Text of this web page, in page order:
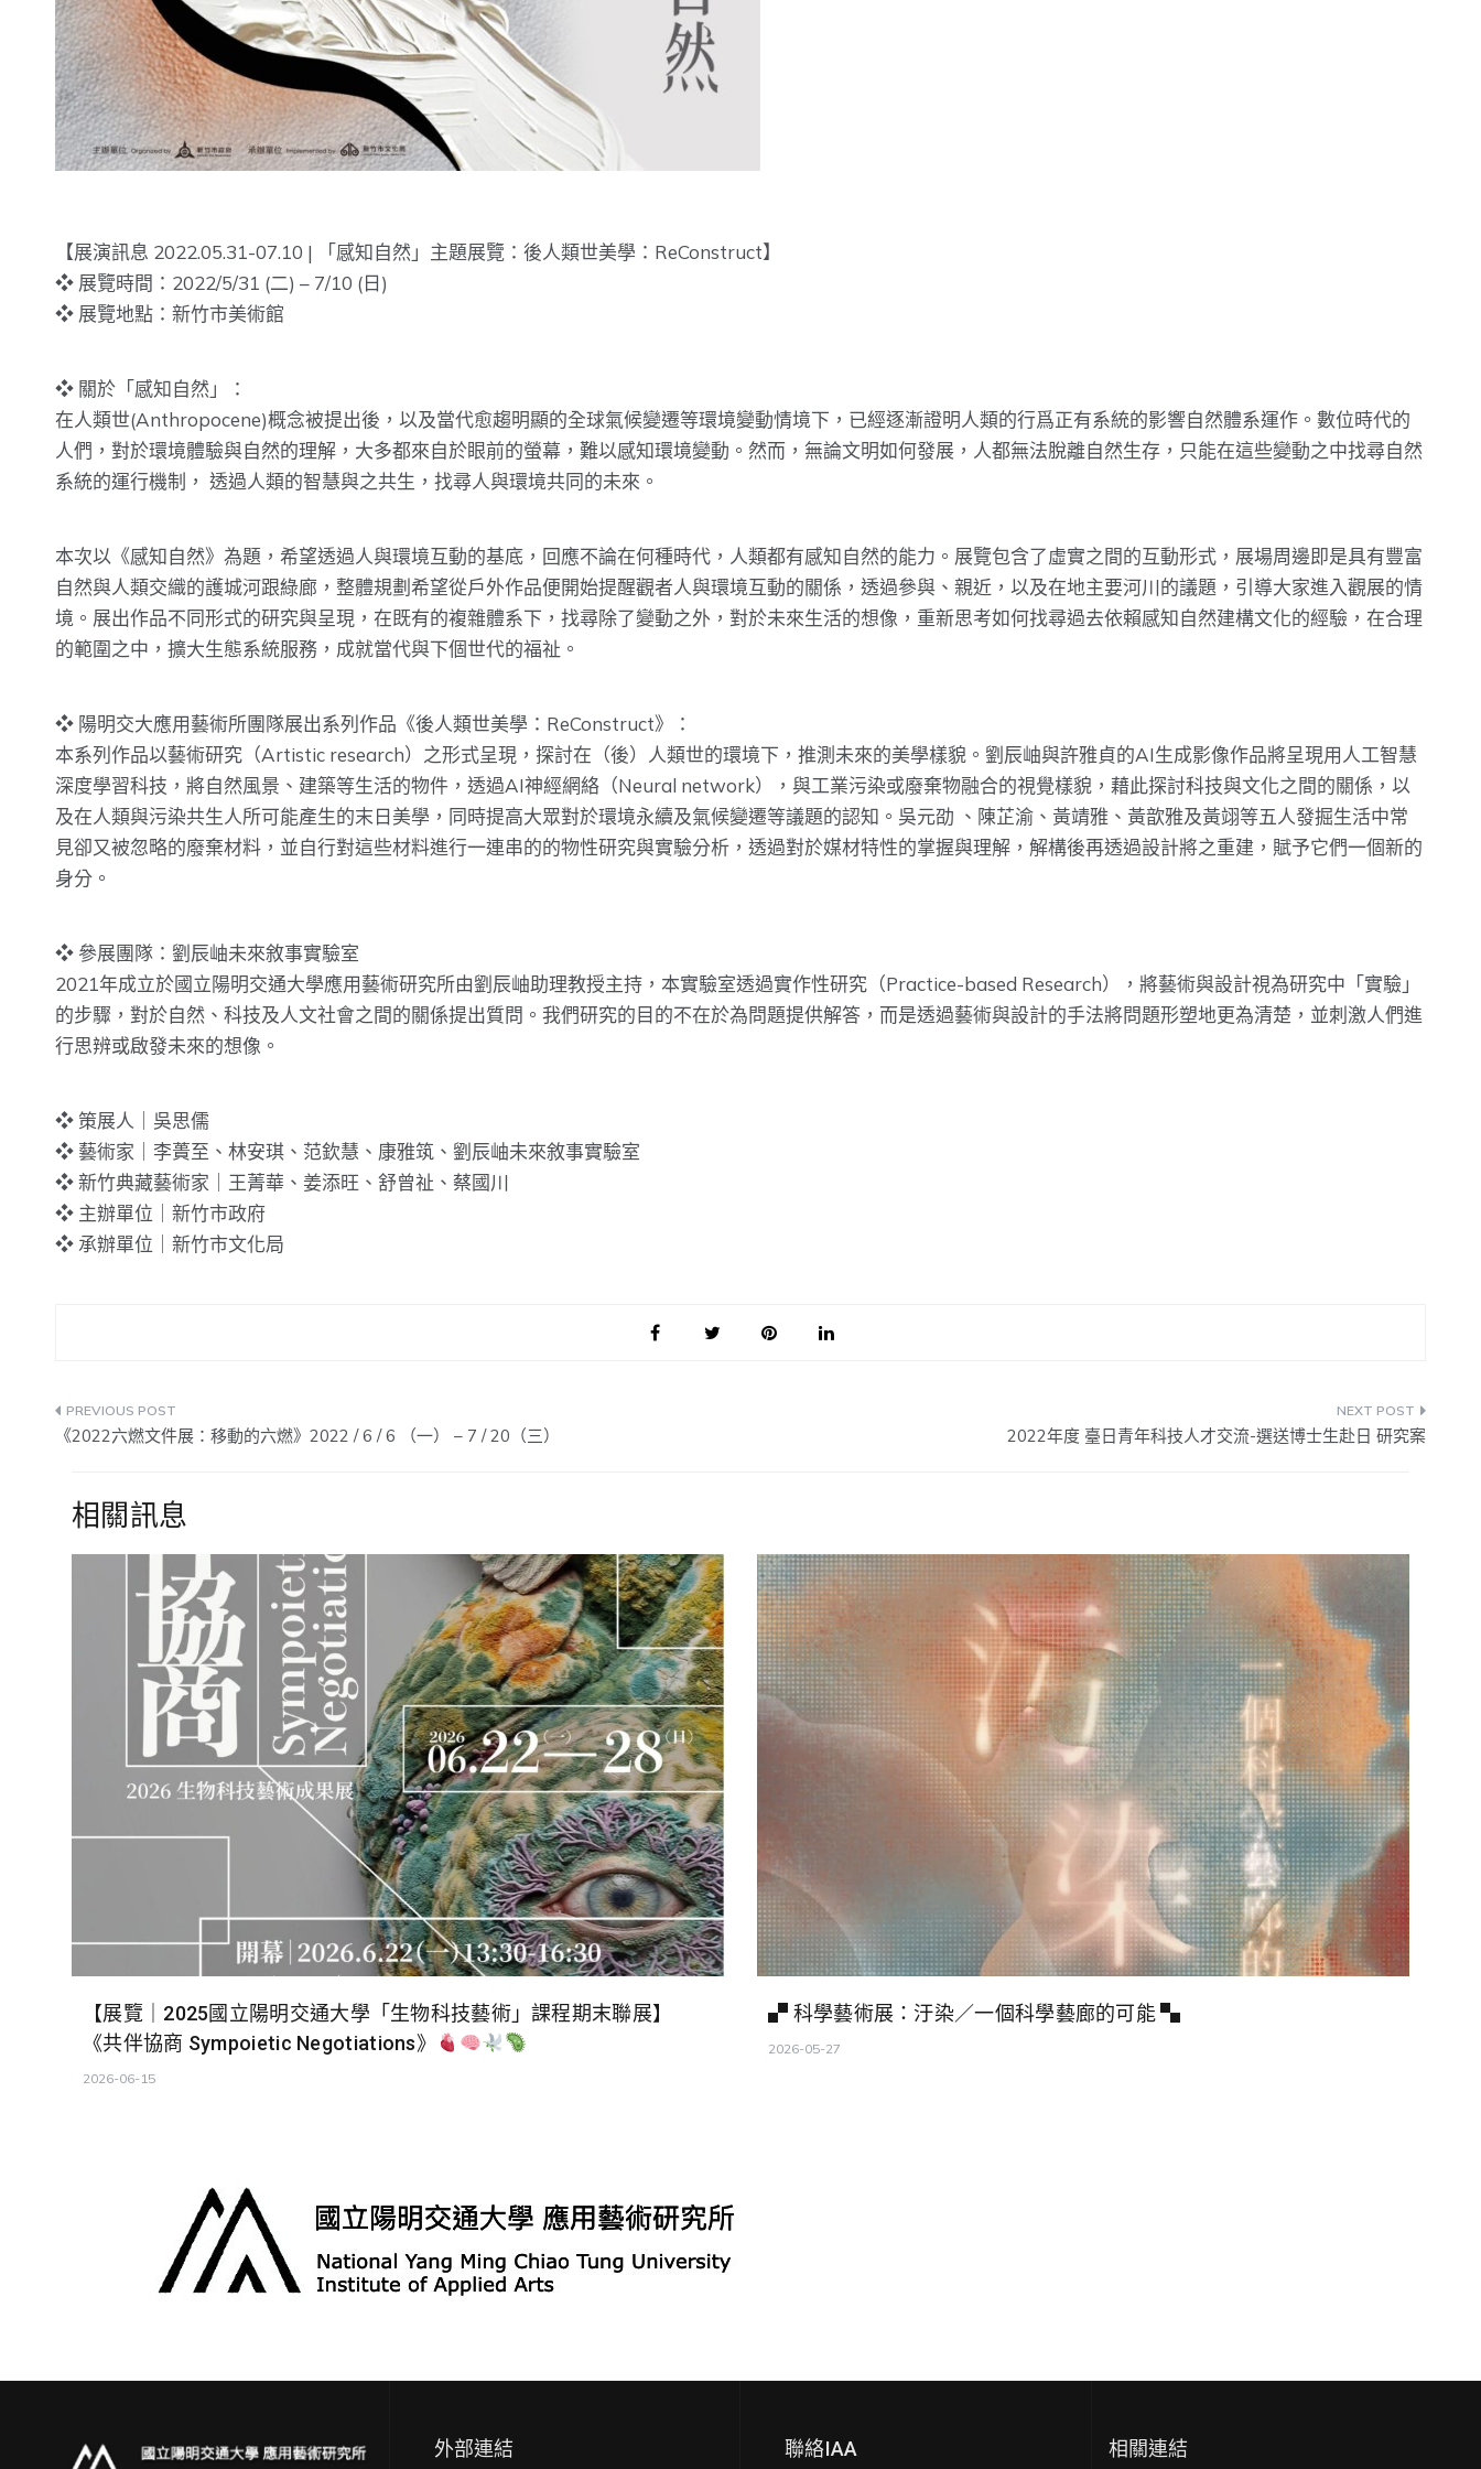
【展演訊息 2022.05.31-07.10 | 「感知自然」主題展覽：後人類世美學：ReConstruct】
❖ 展覽時間：2022/5/31 (二) – 7/10 (日)
❖ 展覽地點：新竹市美術館
❖ 關於「感知自然」：
在人類世(Anthropocene)概念被提出後，以及當代愈趨明顯的全球氣候變遷等環境變動情境下，已經逐漸證明人類的行爲正有系統的影響自然體系運作。數位時代的
人們，對於環境體驗與自然的理解，大多都來自於眼前的螢幕，難以感知環境變動。然而，無論文明如何發展，人都無法脫離自然生存，只能在這些變動之中找尋自然
系統的運行機制， 透過人類的智慧與之共生，找尋人與環境共同的未來。
本次以《感知自然》為題，希望透過人與環境互動的基底，回應不論在何種時代，人類都有感知自然的能力。展覽包含了虛實之間的互動形式，展場周邊即是具有豐富
自然與人類交織的護城河跟綠廊，整體規劃希望從戶外作品便開始提醒觀者人與環境互動的關係，透過參與、親近，以及在地主要河川的議題，引導大家進入觀展的情
境。展出作品不同形式的研究與呈現，在既有的複雜體系下，找尋除了變動之外，對於未來生活的想像，重新思考如何找尋過去依賴感知自然建構文化的經驗，在合理
的範圍之中，擴大生態系統服務，成就當代與下個世代的福祉。
❖ 陽明交大應用藝術所團隊展出系列作品《後人類世美學：ReConstruct》：
本系列作品以藝術研究（Artistic research）之形式呈現，探討在（後）人類世的環境下，推測未來的美學樣貌。劉辰岫與許雅貞的AI生成影像作品將呈現用人工智慧
深度學習科技，將自然風景、建築等生活的物件，透過AI神經網絡（Neural network），與工業污染或廢棄物融合的視覺樣貌，藉此探討科技與文化之間的關係，以
及在人類與污染共生人所可能產生的末日美學，同時提高大眾對於環境永續及氣候變遷等議題的認知。吳元劭 、陳芷渝、黃靖雅、黃歆雅及黃翊等五人發掘生活中常
見卻又被忽略的廢棄材料，並自行對這些材料進行一連串的的物性研究與實驗分析，透過對於媒材特性的掌握與理解，解構後再透過設計將之重建，賦予它們一個新的
身分。
❖ 參展團隊：劉辰岫未來敘事實驗室
2021年成立於國立陽明交通大學應用藝術研究所由劉辰岫助理教授主持，本實驗室透過實作性研究（Practice-based Research），將藝術與設計視為研究中「實驗」
的步驟，對於自然、科技及人文社會之間的關係提出質問。我們研究的目的不在於為問題提供解答，而是透過藝術與設計的手法將問題形塑地更為清楚，並刺激人們進
行思辨或啟發未來的想像。
❖ 策展人｜吳思儒
❖ 藝術家｜李蕢至、林安琪、范欽慧、康雅筑、劉辰岫未來敘事實驗室
❖ 新竹典藏藝術家｜王菁華、姜添旺、舒曾祉、蔡國川
❖ 主辦單位｜新竹市政府
❖ 承辦單位｜新竹市文化局
文
導
覽
《2022六燃文件展：移動的六燃》2022 / 6 / 6 （一） – 7 / 20（三） 2022年度 臺日青年科技人才交流-選送博士生赴日 研究案
相關訊息
【展覽｜2025國立陽明交通大學「生物科技藝術」課程期末聯展】
《共伴協商 Sympoietic Negotiations》
2026-06-15
▞ 科學藝術展：汙染／一個科學藝廊的可能 ▚
2026-05-27
外部連結 聯絡IAA 相關連結